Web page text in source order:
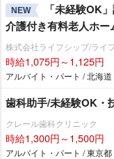
NEW
「未経験OK
介護付き有料老人ホ
株式会社ライフシップ/ライ
時給1,075円～1,125円
アルバイト・パート / 北海道
歯科助手/未経験OK・
クレール歯科クリニック
時給1,300円～1,500円
アルバイト・パート / 東京都